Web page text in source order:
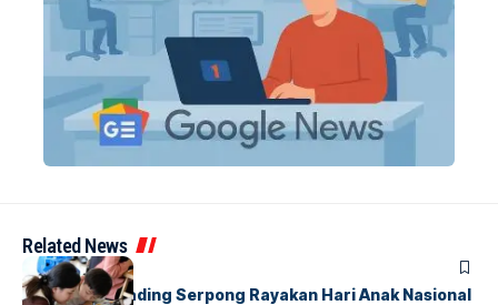
Related News
BERITAINDEX
Atria Hotel Gading Serpong Rayakan Hari Anak Nasional